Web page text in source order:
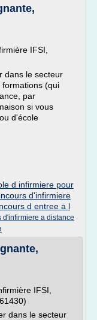
IFSI,
dans le secteur
formations (qui
par
si vous
d'école
d infirmiere pour
d'infirmiere
d entree a l
a distance
IFSI,
dans le secteur